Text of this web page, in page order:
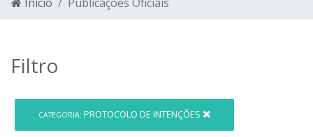
Filtro
CATEGORIA: PROTOCOLO DE INTENÇÕES